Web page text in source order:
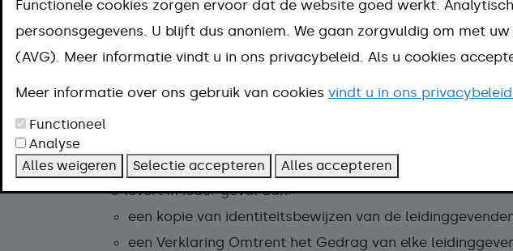
bij de gemeente.
Online regelen exploitatievergunning
Aanpak
Zo vraagt u een exploitatievergunning aan:
Vul het formulieraanvraag exploitatievergunning
U levert in ieder geval aan:
een kopie van identiteitsbewijzen van de
een Verklaring Omtrent het Gedrag van elke
Functionele cookies zorgen ervoor dat de website goed werkt.
persoonsgegevens. U blijft dus anoniem. We gaan zorgvuldig om met
(AVG). Meer informatie vindt u in ons privacybeleid. Als u cookies
Meer informatie over ons gebruik van cookies vindt u in ons privacybeleid.
Functioneel
Analyse
Alles weigeren
Selectie accepteren Alles accepteren